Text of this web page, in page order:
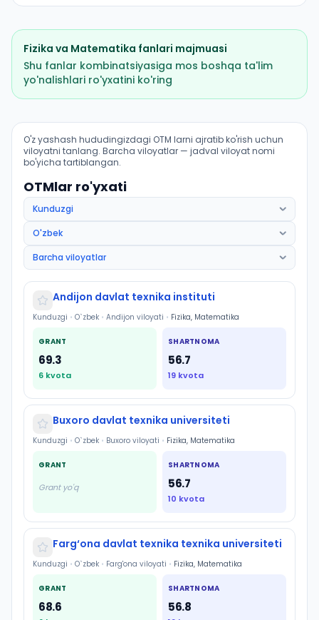
Fizika va Matematika fanlari majmuasi
Shu fanlar kombinatsiyasiga mos boshqa ta'lim
yo'nalishlari ro'yxatini ko'ring
Mexatronika va robototexnika: OTM lar bo'yicha
O'z yashash hududingizdagi OTM larni ajratib ko'rish uchun
viloyatni tanlang. Barcha viloyatlar — jadval viloyat nomi
bo'yicha tartiblangan.
OTMlar ro'yxati
Andijon davlat texnika instituti
Kunduzgi • O`zbek • Andijon viloyati • Fizika, Matematika
GRANT
69.3
6 kvota
SHARTNOMA
56.7
19 kvota
Buxoro davlat texnika universiteti
Kunduzgi • O`zbek • Buxoro viloyati • Fizika, Matematika
GRANT
Grant yo'q
SHARTNOMA
56.7
10 kvota
Farg‘ona davlat texnika texnika universiteti
Kunduzgi • O`zbek • Farg'ona viloyati • Fizika, Matematika
GRANT
68.6
SHARTNOMA
56.8